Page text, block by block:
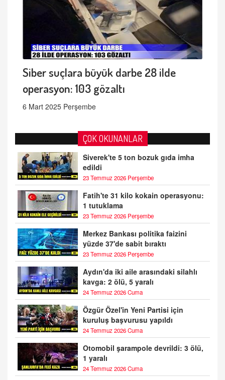
Siber suçlara büyük darbe 28 ilde
operasyon: 103 gözaltı
6 Mart 2025 Perşembe
ÇOK OKUNANLAR
Siverek'te 5 ton bozuk gıda imha
edildi
23 Temmuz 2026 Perşembe
Fatih'te 31 kilo kokain operasyonu:
1 tutuklama
23 Temmuz 2026 Perşembe
Merkez Bankası politika faizini
yüzde 37'de sabit bıraktı
23 Temmuz 2026 Perşembe
Aydın'da iki aile arasındaki silahlı
kavga: 2 ölü, 5 yaralı
24 Temmuz 2026 Cuma
Özgür Özel'in Yeni Partisi için
kuruluş başvurusu yapıldı
24 Temmuz 2026 Cuma
Otomobil şarampole devrildi: 3 ölü,
1 yaralı
24 Temmuz 2026 Cuma